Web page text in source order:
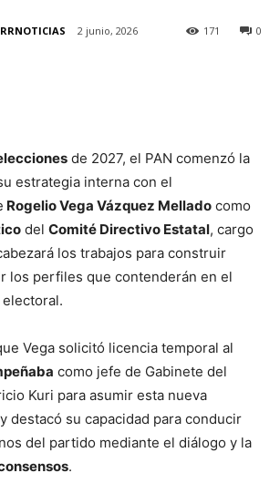
2 junio, 2026 0
171
de 2027, el PAN comenzó la
estrategia interna con el
Rogelio Vega Vázquez Mellado como
del Comité Directivo Estatal, cargo
los trabajos para construir
los perfiles que contenderán en el
Vega solicitó licencia temporal al
como jefe de Gabinete del
Kuri para asumir esta nueva
destacó su capacidad para conducir
del partido mediante el diálogo y la
.